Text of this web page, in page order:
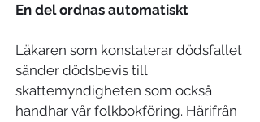
En del ordnas automatiskt
Läkaren som konstaterar dödsfallet
sänder dödsbevis till
skattemyndigheten som också
handhar vår folkbokföring. Härifrån